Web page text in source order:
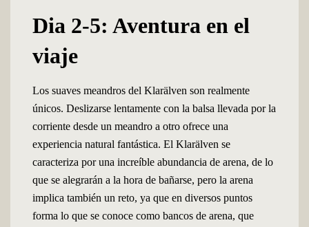
Dia 2-5: Aventura en el
viaje
Los suaves meandros del Klarälven son realmente
únicos. Deslizarse lentamente con la balsa llevada por la
corriente desde un meandro a otro ofrece una
experiencia natural fantástica. El Klarälven se
caracteriza por una increíble abundancia de arena, de lo
que se alegrarán a la hora de bañarse, pero la arena
implica también un reto, ya que en diversos puntos
forma lo que se conoce como bancos de arena, que